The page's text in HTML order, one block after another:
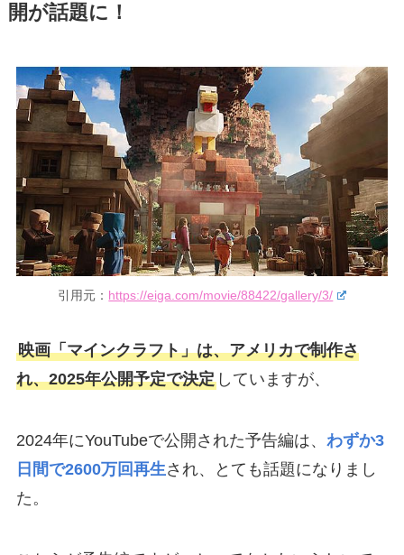
開が話題に！
引用元： https://eiga.com/movie/88422/gallery/3/
映画「マインクラフト」は、アメリカで制作さ
れ、2025年公開予定で決定していますが、
2024年にYouTubeで公開された予告編は、 わずか3
日間で2600万回再生され、とても話題になりまし
た。